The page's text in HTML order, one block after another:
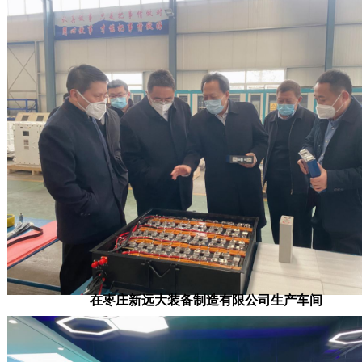
在枣庄新远大装备制造有限公司生产车间